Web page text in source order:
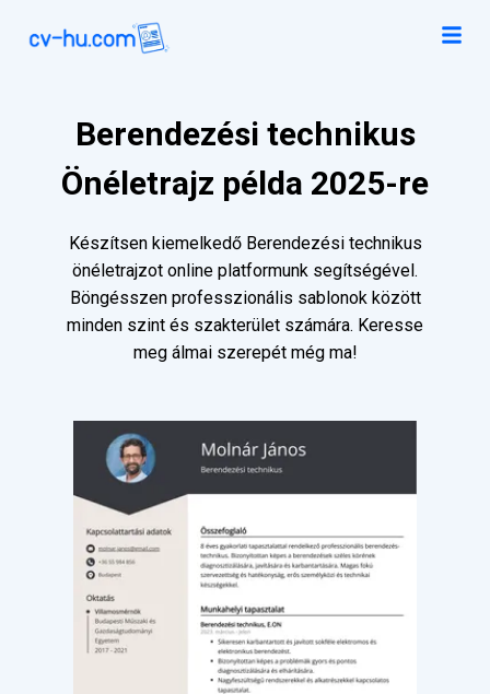
Berendezési technikus
Önéletrajz példa 2025-re
Készítsen kiemelkedő Berendezési technikus
önéletrajzot online platformunk segítségével.
Böngésszen professzionális sablonok között
minden szint és szakterület számára. Keresse
meg álmai szerepét még ma!